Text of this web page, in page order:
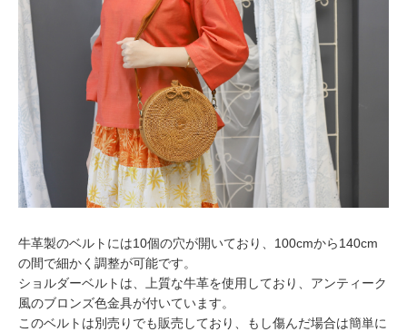
牛革製のベルトには10個の穴が開いており、100cmから140cm
の間で細かく調整が可能です。
ショルダーベルトは、上質な牛革を使用しており、アンティーク
風のブロンズ色金具が付いています。
このベルトは別売りでも販売しており、もし傷んだ場合は簡単に